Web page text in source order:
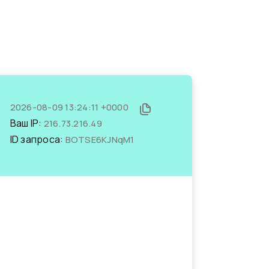
2026-08-09 13:24:11 +0000
Ваш IP: 216.73.216.49
ID запроса: BOTSE6KJNqM1